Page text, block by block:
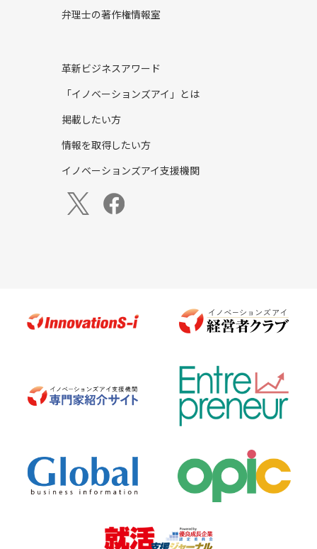
弁理士の著作権情報室
革新ビジネスアワード
「イノベーションズアイ」とは
掲載したい方
情報を取得したい方
イノベーションズアイ支援機関